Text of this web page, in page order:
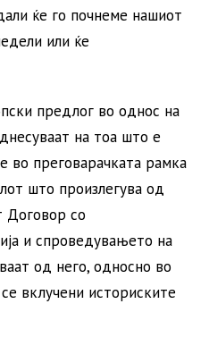
ќе го почнеме нашиот
или ќе
предлог во однос на
на тоа што е
преговарачката рамка
што произлегува од
Договор со
и спроведувањето на
од него, односно во
вклучени историските